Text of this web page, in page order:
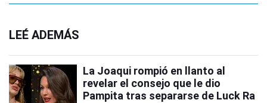
LEÉ ADEMÁS
La Joaqui rompió en llanto al
revelar el consejo que le dio
Pampita tras separarse de Luck Ra